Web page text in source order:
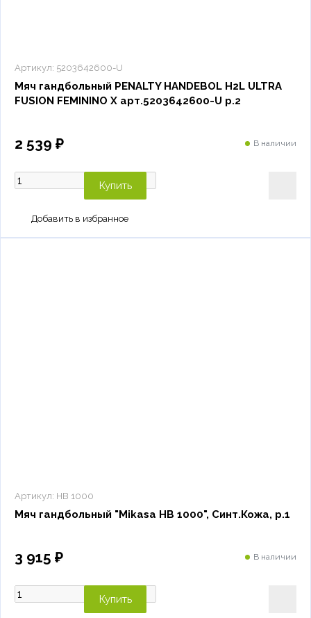
Артикул: 5203642600-U
Мяч гандбольный PENALTY HANDEBOL H2L ULTRA
FUSION FEMININO X арт.5203642600-U р.2
2 539 ₽ В наличии
Купить
Артикул: HB 1000
Мяч гандбольный "Mikasa HB 1000", Синт.Кожа, р.1
3 915 ₽ В наличии
Купить